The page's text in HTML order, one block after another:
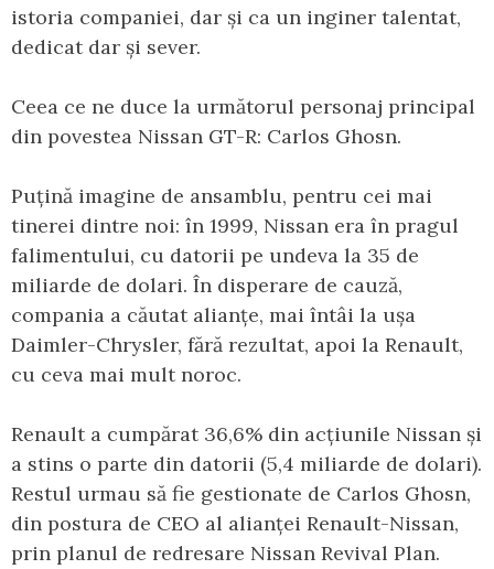
istoria companiei, dar și ca un inginer talentat,
dedicat dar și sever.
Ceea ce ne duce la următorul personaj principal
din povestea Nissan GT-R: Carlos Ghosn.
Puțină imagine de ansamblu, pentru cei mai
tinerei dintre noi: în 1999, Nissan era în pragul
falimentului, cu datorii pe undeva la 35 de
miliarde de dolari. În disperare de cauză,
compania a căutat alianțe, mai întâi la ușa
Daimler-Chrysler, fără rezultat, apoi la Renault,
cu ceva mai mult noroc.
Renault a cumpărat 36,6% din acțiunile Nissan și
a stins o parte din datorii (5,4 miliarde de dolari).
Restul urmau să fie gestionate de Carlos Ghosn,
din postura de CEO al alianței Renault-Nissan,
prin planul de redresare Nissan Revival Plan.